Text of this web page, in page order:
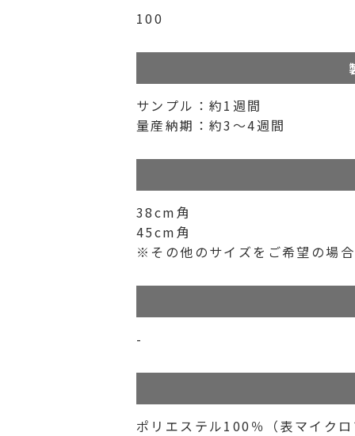
100
サンプル：約1週間
量産納期：約3〜4週間
38cm角
45cm角
※その他のサイズをご希望の場
-
ポリエステル100％​​（表マイク